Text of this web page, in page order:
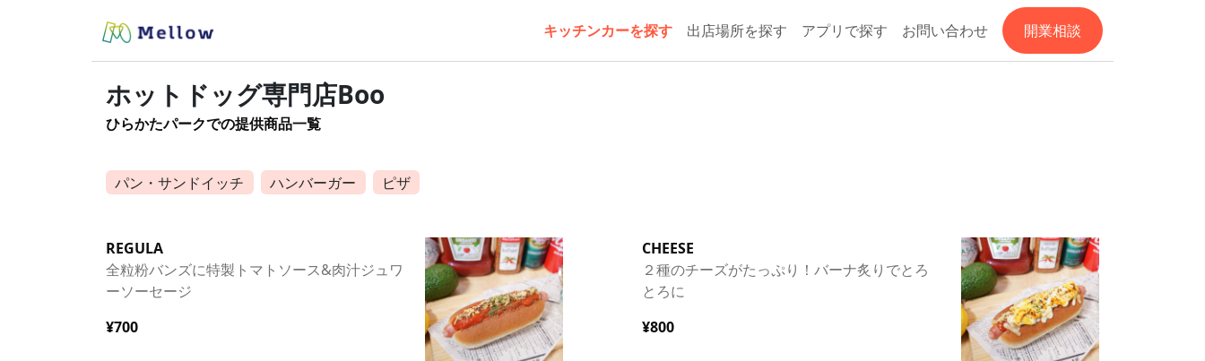
キッチンカーを探す 出店場所を探す アプリで探す お問い合わせ 開業相談
ホットドッグ専門店Boo
ひらかたパークでの提供商品一覧
パン・サンドイッチ ハンバーガー ピザ
REGULA
全粒粉バンズに特製トマトソース&肉汁ジュワ
ーソーセージ
¥700
CHEESE
２種のチーズがたっぷり！バーナ炙りでとろ
とろに
¥800